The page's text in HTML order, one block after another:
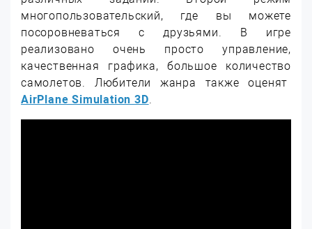
многопользовательский, где вы можете
посоровневаться с друзьями. В игре
реализовано очень просто управление,
качественная графика, большое количество
самолетов. Любители жанра также оценят
AirPlane Simulation 3D.